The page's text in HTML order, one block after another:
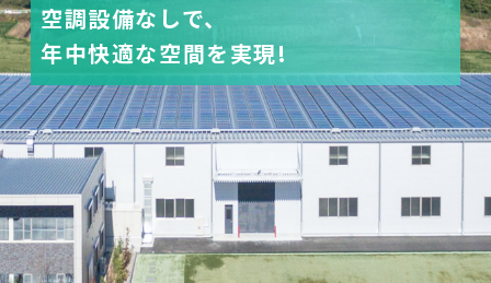
空調設備なしで、
年中快適な空間を実現!